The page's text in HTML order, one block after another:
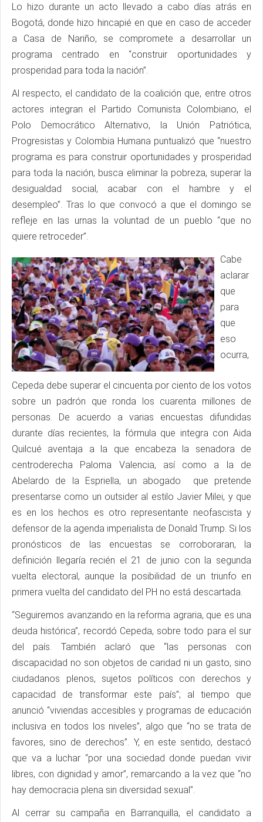
Lo hizo durante un acto llevado a cabo días atrás en
Bogotá, donde hizo hincapié en que en caso de acceder
a Casa de Nariño, se compromete a desarrollar un
programa centrado en “construir oportunidades y
prosperidad para toda la nación”.
Al respecto, el candidato de la coalición que, entre otros
actores integran el Partido Comunista Colombiano, el
Polo Democrático Alternativo, la Unión Patriótica,
Progresistas y Colombia Humana puntualizó que “nuestro
programa es para construir oportunidades y prosperidad
para toda la nación, busca eliminar la pobreza, superar la
desigualdad social, acabar con el hambre y el
desempleo”. Tras lo que convocó a que el domingo se
refleje en las urnas la voluntad de un pueblo “que no
quiere retroceder”.
Cabe
aclarar
que
para
que
eso
ocurra,
Cepeda debe superar el cincuenta por ciento de los votos
sobre un padrón que ronda los cuarenta millones de
personas. De acuerdo a varias encuestas difundidas
durante días recientes, la fórmula que integra con Aida
Quilcué aventaja a la que encabeza la senadora de
centroderecha Paloma Valencia, así como a la de
Abelardo de la Espriella, un abogado que pretende
presentarse como un outsider al estilo Javier Milei, y que
es en los hechos es otro representante neofascista y
defensor de la agenda imperialista de Donald Trump. Si los
pronósticos de las encuestas se corroboraran, la
definición llegaría recién el 21 de junio con la segunda
vuelta electoral, aunque la posibilidad de un triunfo en
primera vuelta del candidato del PH no está descartada.
“Seguiremos avanzando en la reforma agraria, que es una
deuda histórica”, recordó Cepeda, sobre todo para el sur
del país. También aclaró que “las personas con
discapacidad no son objetos de caridad ni un gasto, sino
ciudadanos plenos, sujetos políticos con derechos y
capacidad de transformar este país”; al tiempo que
anunció “viviendas accesibles y programas de educación
inclusiva en todos los niveles”, algo que “no se trata de
favores, sino de derechos”. Y, en este sentido, destacó
que va a luchar “por una sociedad donde puedan vivir
libres, con dignidad y amor”, remarcando a la vez que “no
hay democracia plena sin diversidad sexual”.
Al cerrar su campaña en Barranquilla, el candidato a